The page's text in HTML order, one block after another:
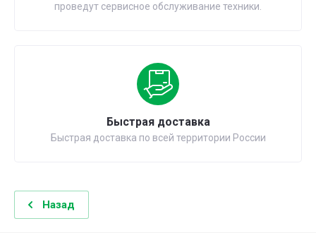
проведут сервисное обслуживание техники.
Быстрая доставка
Быстрая доставка по всей территории России
Назад